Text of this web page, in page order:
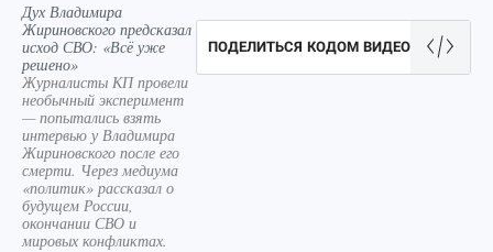
Дух Владимира
Жириновского предсказал
исход СВО: «Всё уже
решено»
Журналисты КП провели
необычный эксперимент
— попытались взять
интервью у Владимира
Жириновского после его
смерти. Через медиума
«политик» рассказал о
будущем России,
окончании СВО и
мировых конфликтах.
ПОДЕЛИТЬСЯ КОДОМ ВИДЕО